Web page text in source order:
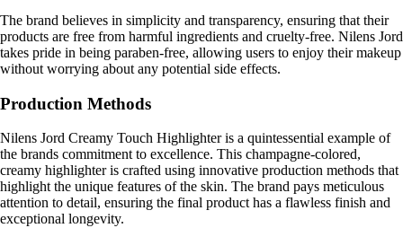
The brand believes in simplicity and transparency, ensuring that their
products are free from harmful ingredients and cruelty-free. Nilens Jord
takes pride in being paraben-free, allowing users to enjoy their makeup
without worrying about any potential side effects.
Production Methods
Nilens Jord Creamy Touch Highlighter is a quintessential example of
the brands commitment to excellence. This champagne-colored,
creamy highlighter is crafted using innovative production methods that
highlight the unique features of the skin. The brand pays meticulous
attention to detail, ensuring the final product has a flawless finish and
exceptional longevity.